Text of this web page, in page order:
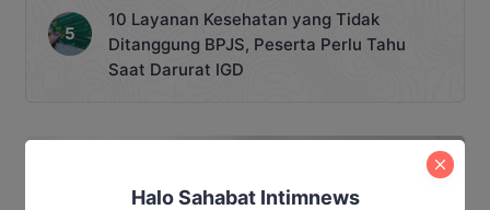
10 Layanan Kesehatan yang Tidak
Ditanggung BPJS, Peserta Perlu Tahu
Saat Darurat IGD
Halo Sahabat Intimnews